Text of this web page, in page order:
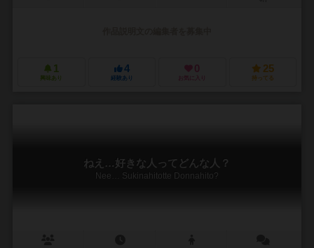
1
興味あり
4
経験あり
0
お気に入り
25
持ってる
ねえ…好きな人ってどんな人？
Nee… Sukinahitotte Donnahito?